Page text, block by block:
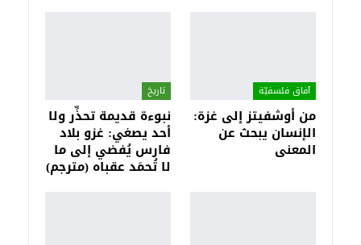
آفاق فلسفيّة‎
من أوشفيتز إلى غزة:
الإنسان يبحث عن
المعنى
تاريخ
نبوءة قديمة تحذِّر ولا
أحد يصغي: غزو بلاد
فارس يُفضي إلى ما
لا تُحمَد عقباه (مترجم)